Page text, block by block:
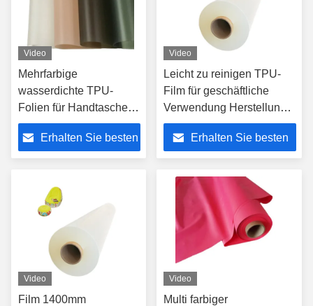
Video
Mehrfarbige
wasserdichte TPU-
Folien für Handtaschen
Temperaturbeständigkeit
-10°C-120°C
Erhalten Sie besten
Video
Leicht zu reinigen TPU-
Film für geschäftliche
Verwendung Herstellung
von Beuteln 0,05 mm-1,5
mm DickeErhalten Sie besten
Video
Film 1400mm
Video
Multi farbiger